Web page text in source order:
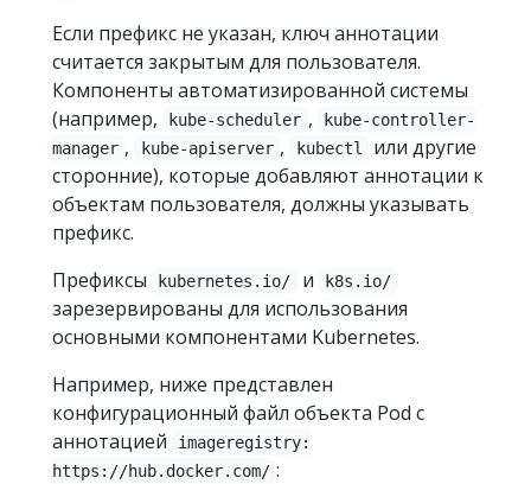
Если префикс не указан, ключ аннотации
считается закрытым для пользователя.
Компоненты автоматизированной системы
(например,
kube-scheduler ,
kube-controller-
manager , kube-apiserver , kubectl
или другие
сторонние), которые добавляют аннотации к
объектам пользователя, должны указывать
префикс.
Префиксы
kubernetes.io/ и k8s.io/
зарезервированы для использования
основными компонентами Kubernetes.
Например, ниже представлен
конфигурационный файл объекта Pod с
аннотацией
imageregistry:
https://hub.docker.com/ :